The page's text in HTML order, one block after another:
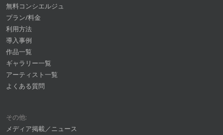
無料コンシエルジュ
プラン/料金
利用方法
導入事例
作品一覧
ギャラリー一覧
アーティスト一覧
よくある質問
その他:
メディア掲載／ニュース